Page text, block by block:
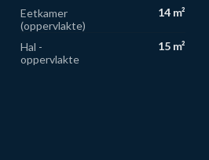
Eetkamer
(oppervlakte)
14 m²
Hal -
oppervlakte
15 m²